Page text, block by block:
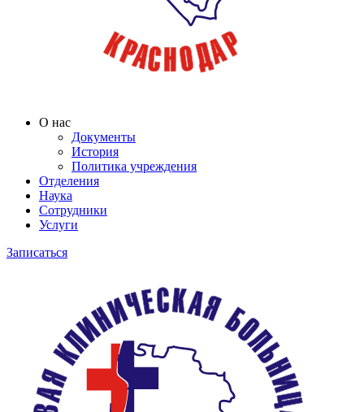
О нас
Документы
История
Политика учреждения
Отделения
Наука
Сотрудники
Услуги
Записаться